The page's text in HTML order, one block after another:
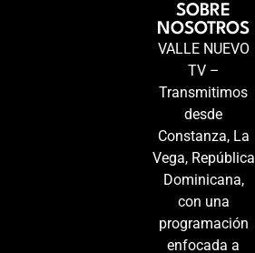
SOBRE
NOSOTROS
VALLE NUEVO
TV –
Transmitimos
desde
Constanza, La
Vega, República
Dominicana,
con una
programación
enfocada a